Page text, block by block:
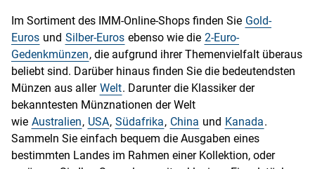
Im Sortiment des IMM-Online-Shops finden Sie Gold-
Euros und Silber-Euros ebenso wie die 2-Euro-
Gedenkmünzen, die aufgrund ihrer Themenvielfalt überaus
beliebt sind. Darüber hinaus finden Sie die bedeutendsten
Münzen aus aller Welt. Darunter die Klassiker der
bekanntesten Münznationen der Welt
wie Australien, USA, Südafrika, China und Kanada.
Sammeln Sie einfach bequem die Ausgaben eines
bestimmten Landes im Rahmen einer Kollektion, oder